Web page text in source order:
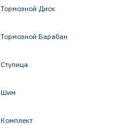
Тормозной Диск
Тормозной Барабан
Ступица
Шим
Комплект